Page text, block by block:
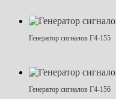
Генератор сигналов Г4-155
Генератор сигналов Г4-156